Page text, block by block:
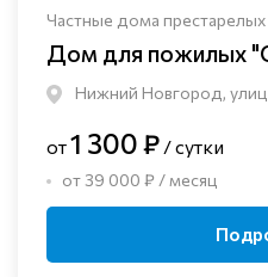
Частные дома
Дом для пожилых
Нижний Новгород,
от1 300 ₽ / сутки
от 39 000 ₽ / месяц